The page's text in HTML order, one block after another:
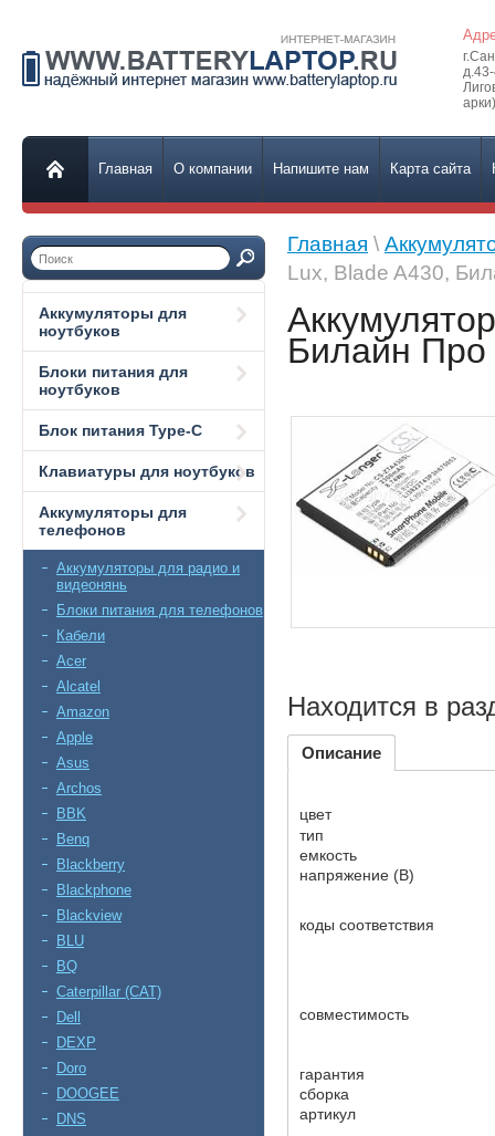
Главная О компании Напишите нам Карта сайта
Аккумуляторы для
ноутбуков
Блоки питания для
ноутбуков
Блок питания Type-C
Клавиатуры для ноутбуков
Аккумуляторы для
телефонов
Аккумуляторы для радио и
видеонянь
Блоки питания для телефонов
Кабели
Acer
Alcatel
Amazon
Apple
Asus
Archos
BBK
Benq
Blackberry
Blackphone
Blackview
BLU
BQ
Caterpillar (CAT)
Dell
DEXP
Doro
DOOGEE
DNS
Главная \
Lux, Blade A430,
Билайн Про
Находится в
Описание
цвет
тип
емкость
напряжение (В)
коды соответствия
совместимость
гарантия
сборка
артикул